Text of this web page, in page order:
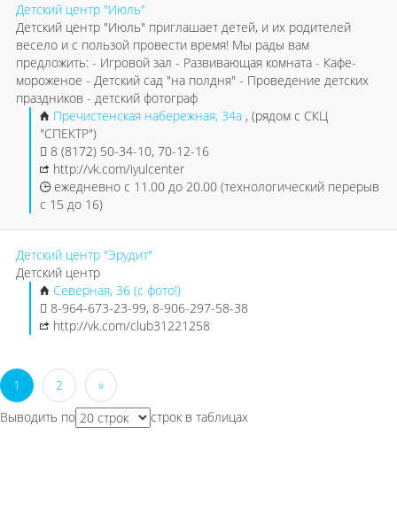
Детский центр "Июль"
Детский центр "Июль" приглашает детей, и их родителей
весело и с пользой провести время! Мы рады вам
предложить: - Игровой зал - Развивающая комната - Кафе-
мороженое - Детский сад "на полдня" - Проведение детских
праздников - детский фотограф
Пречистенская набережная, 34а , (рядом с СКЦ
"СПЕКТР")
8 (8172) 50-34-10, 70-12-16
http://vk.com/iyulcenter
ежедневно с 11.00 до 20.00 (технологический перерыв
с 15 до 16)
Детский центр "Эрудит"
Детский центр
Северная, 36 (с фото!)
8-964-673-23-99, 8-906-297-58-38
http://vk.com/club31221258
1 2
»
Выводить по
строк в таблицах